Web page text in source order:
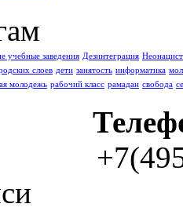
учебные заведения Дезинтеграция
слоев дети занятость информатика
молодежь рабочий класс рамадан свобода